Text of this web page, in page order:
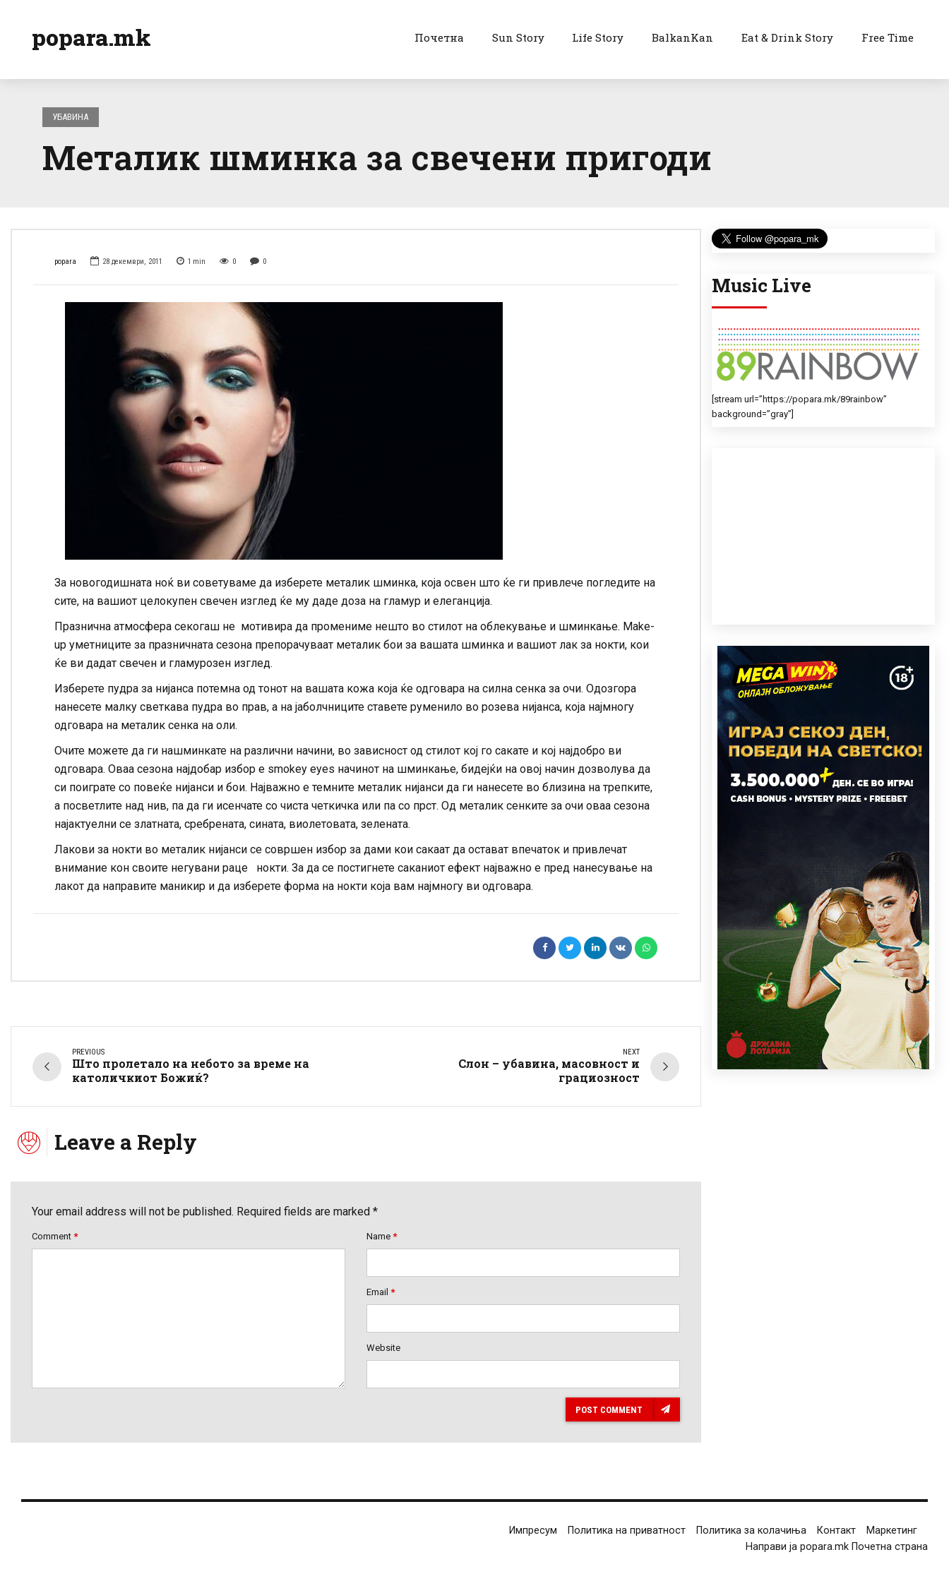
popara.mk Почетна Sun Story Life Story BalkanKan Eat & Drink Story Free Time
УБАВИНА
Металик шминка за свечени пригоди
popara 28 декември, 2011 1 min 0 0
За новогодишната ноќ ви советуваме да изберете металик шминка, која освен што ќе ги привлече погледите на
сите, на вашиот целокупен свечен изглед ќе му даде доза на гламур и елеганција.
Празнична атмосфера секогаш не мотивира да промениме нешто во стилот на облекување и шминкање. Make-
up уметниците за празничната сезона препорачуваат металик бои за вашата шминка и вашиот лак за нокти, кои
ќе ви дадат свечен и гламурозен изглед.
Изберете пудра за нијанса потемна од тонот на вашата кожа која ќе одговара на силна сенка за очи. Одозгора
нанесете малку светкава пудра во прав, а на јаболчниците ставете руменило во розева нијанса, која најмногу
одговара на металик сенка на оли.
Очите можете да ги нашминкате на различни начини, во зависност од стилот кој го сакате и кој најдобро ви
одговара. Оваа сезона најдобар избор е smokey eyes начинот на шминкање, бидејќи на овој начин дозволува да
си поиграте со повеќе нијанси и бои. Најважно е темните металик нијанси да ги нанесете во близина на трепките,
а посветлите над нив, па да ги исенчате со чиста четкичка или па со прст. Од металик сенките за очи оваа сезона
најактуелни се златната, сребрената, сината, виолетовата, зелената.
Лакови за нокти во металик нијанси се совршен избор за дами кои сакаат да остават впечаток и привлечат
внимание кон своите негувани раце нокти. За да се постигнете саканиот ефект најважно е пред нанесување на
лакот да направите маникир и да изберете форма на нокти која вам најмногу ви одговара.
PREVIOUS
Што пролетало на небото за време на
католичкиот Божиќ?
NEXT
Слон – убавина, масовност и
грациозност
Leave a Reply
Your email address will not be published. Required fields are marked *
Comment * Name *
Email *
Website
POST COMMENT
Music Live
[stream url=”https://popara.mk/89rainbow”
background=”gray”]
Импресум Политика на приватност Политика за колачиња Контакт
Маркетинг
Направи ја popara.mk Почетна страна